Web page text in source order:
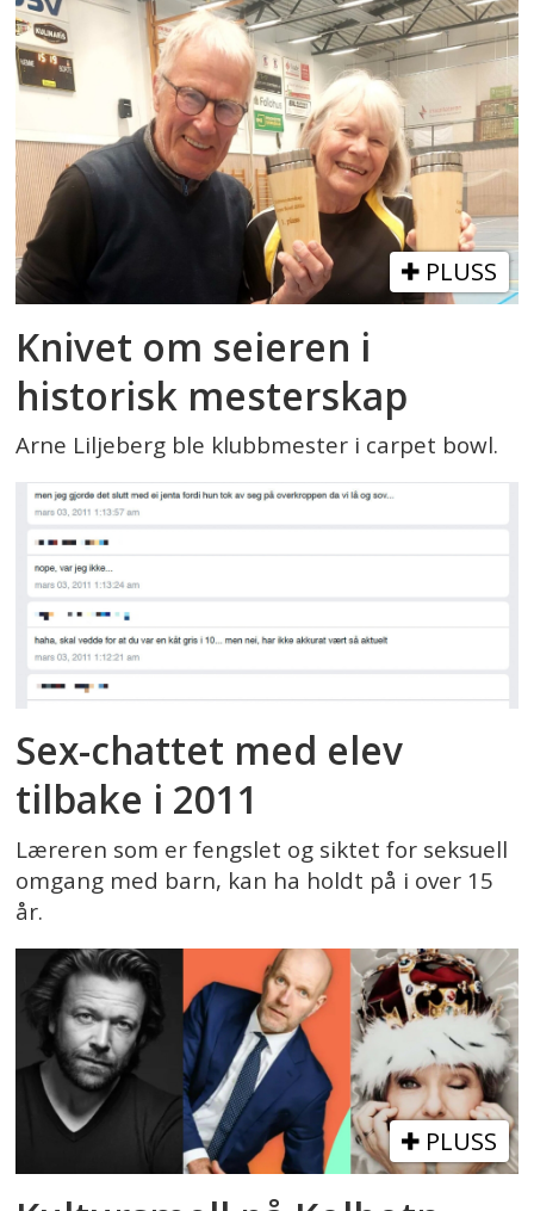
PLUSS
Knivet om seieren i
historisk mesterskap
Arne Liljeberg ble klubbmester i carpet bowl.
Sex-chattet med elev
tilbake i 2011
Læreren som er fengslet og siktet for seksuell
omgang med barn, kan ha holdt på i over 15
år.
PLUSS